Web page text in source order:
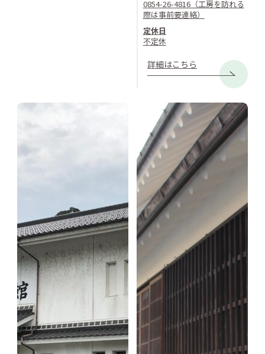
0854-26-4816（工房を訪れる
際は事前要連絡）
定休日
不定休
詳細はこちら